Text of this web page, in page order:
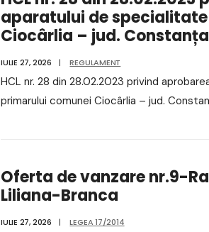
aparatului de
Ciocârlia – jud. Constanța
IULIE 27, 2026 | REGULAMENT
HCL nr. 28 din 28.02.2023 privind
primarului comunei Ciocârlia – jud.
Oferta de vanzare nr.9-
Liliana-Branca
IULIE 27, 2026 | LEGEA 17/2014